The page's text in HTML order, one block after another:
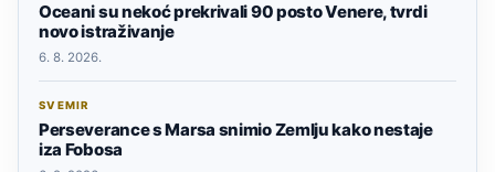
Oceani su nekoć prekrivali 90 posto Venere, tvrdi
novo istraživanje
6. 8. 2026.
SVEMIR
Perseverance s Marsa snimio Zemlju kako nestaje
iza Fobosa